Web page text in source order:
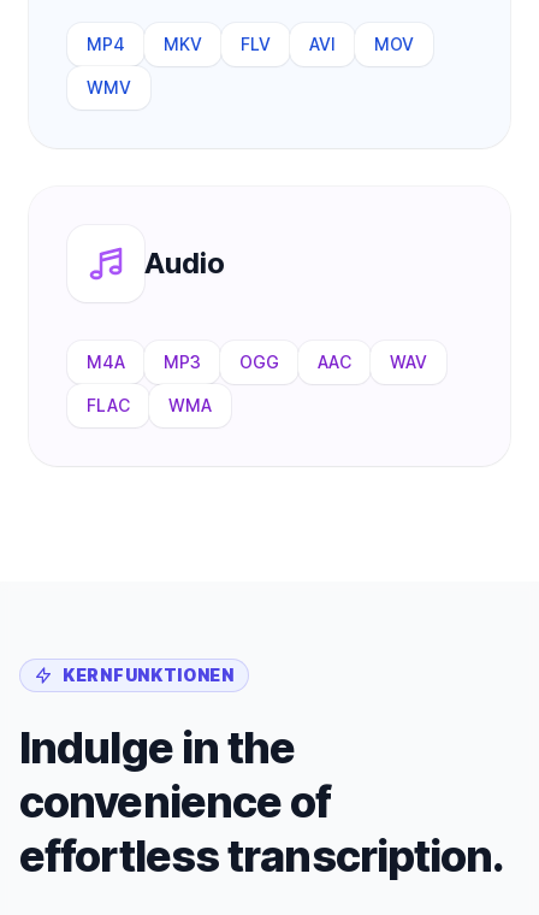
MP4 MKV FLV AVI MOV
WMV
Audio
M4A MP3 OGG AAC WAV
FLAC WMA
KERNFUNKTIONEN
Indulge in the
convenience of
effortless transcription.